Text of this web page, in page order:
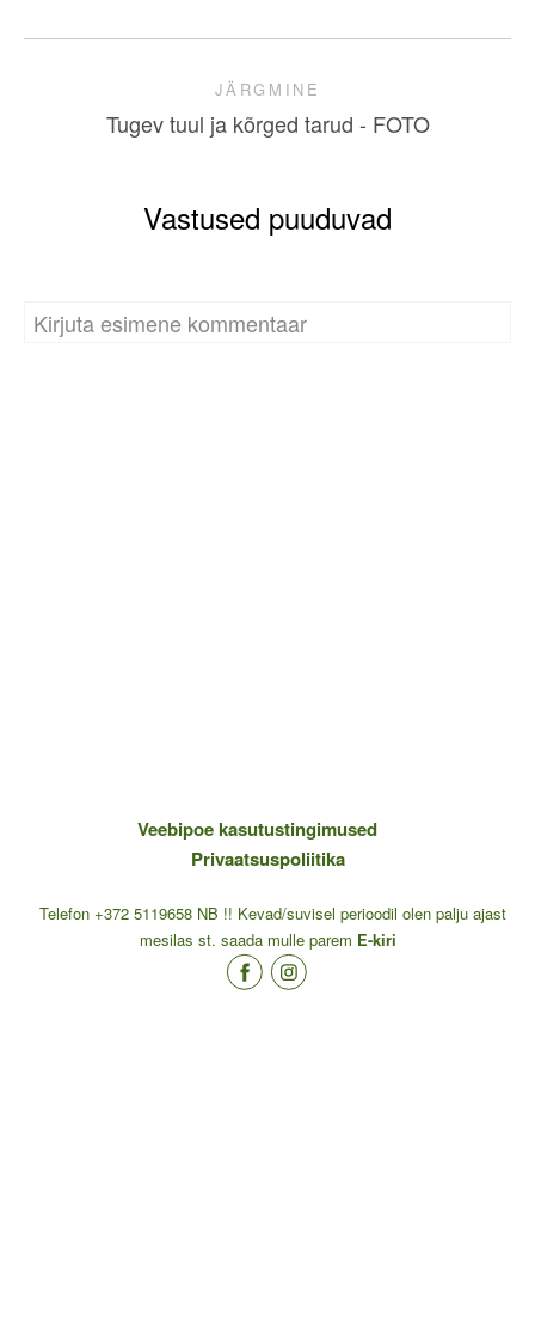
JÄRGMINE
Tugev tuul ja kõrged tarud - FOTO
Vastused puuduvad
Veebipoe kasutustingimused
Privaatsuspoliitika
Telefon +372 5119658 NB !! Kevad/suvisel perioodil olen palju ajast
mesilas st. saada mulle parem E-kiri